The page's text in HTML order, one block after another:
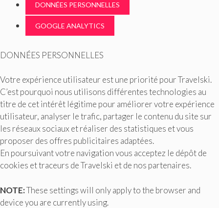
DONNÉES PERSONNELLES
GOOGLE ANALYTICS
DONNÉES PERSONNELLES
Votre expérience utilisateur est une priorité pour Travelski.
C’est pourquoi nous utilisons différentes technologies au
titre de cet intérêt légitime pour améliorer votre expérience
utilisateur, analyser le trafic, partager le contenu du site sur
les réseaux sociaux et réaliser des statistiques et vous
proposer des offres publicitaires adaptées.
En poursuivant votre navigation vous acceptez le dépôt de
cookies et traceurs de Travelski et de nos partenaires.
NOTE:These settings will only apply to the browser and
device you are currently using.